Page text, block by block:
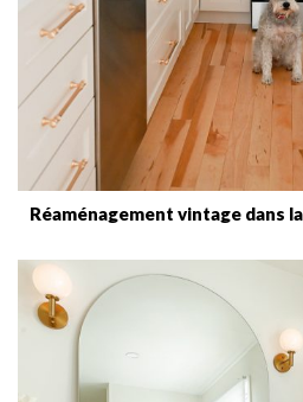
Réaménagement vintage dans